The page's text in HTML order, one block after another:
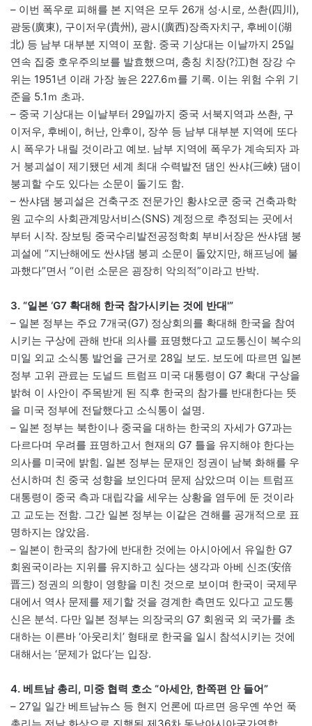
– 이번 폭우로 피해를 본 지역은 모두 26개 성·시로, 쓰촨(四川),
광둥(廣東), 구이저우(貴州), 광시(廣西)장족자치구, 후베이(湖
北) 등 남부 대부분 지역이 포함. 중국 기상대는 이날까지 25일
연속 집중 호우주의보를 발효했으며, 충칭 치장(?江)현 장강 수
위는 1951년 이래 가장 높은 227.6ｍ를 기록. 이는 위험 수위 기
준을 5.1ｍ 초과.
– 중국 기상대는 이날부터 29일까지 중국 서북지역과 쓰촨, 구
이저우, 후베이, 허난, 안후이, 장쑤 등 남부 대부분 지역에 또다
시 폭우가 내릴 것이라고 예보. 남부 지역에 폭우가 계속되자 과
거 붕괴설이 제기됐던 세계 최대 수력발전 댐인 싼샤(三峽) 댐이
붕괴할 수도 있다는 소문이 돌기도 함.
– 싼샤댐 붕괴설은 건축구조 전문가인 황샤오쿤 중국 건축과학
원 교수의 사회관계망서비스(SNS) 계정으로 추정되는 곳에서
부터 시작. 장보팅 중국수리발전공정학회 부비서장은 싼샤댐 붕
괴설에 “지난해에도 싼샤댐 붕괴 소문이 돌았지만, 해프닝에 불
과했다”면서 “이런 소문은 굉장히 악의적”이라고 반박.
3. “일본 ‘G7 확대해 한국 참가시키는 것에 반대'”
– 일본 정부는 주요 7개국(G7) 정상회의를 확대해 한국을 참여
시키는 구상에 관해 반대 의사를 표명했다고 교도통신이 복수의
미일 외교 소식통 발언을 근거로 28일 보도. 보도에 따르면 일본
정부 고위 관료는 도널드 트럼프 미국 대통령이 G7 확대 구상을
밝혀 이 사안이 주목받게 된 직후 한국의 참가를 반대한다는 뜻
을 미국 정부에 전달했다고 소식통이 설명.
– 일본 정부는 북한이나 중국을 대하는 한국의 자세가 G7과는
다르다며 우려를 표명하고서 현재의 G7 틀을 유지해야 한다는
의사를 미국에 밝힘. 일본 정부는 문재인 정권이 남북 화해를 우
선시하며 친 중국 성향을 보인다며 문제 삼았으며 이는 트럼프
대통령이 중국 측과 대립각을 세우는 상황을 염두에 둔 것이라
고 교도는 전함. 그간 일본 정부는 이같은 견해를 공개적으로 표
명하지는 않았음.
– 일본이 한국의 참가에 반대한 것에는 아시아에서 유일한 G7
회원국이라는 지위를 유지하고 싶다는 생각과 아베 신조(安倍
晋三) 정권의 의향이 영향을 미친 것으로 보이며 한국이 국제무
대에서 역사 문제를 제기할 것을 경계한 측면도 있다고 교도통
신은 분석. 다만 일본 정부는 의장국의 G7 회원국 외 국가를 초
대하는 이른바 ‘아웃리치’ 형태로 한국을 일시 참석시키는 것에
대해서는 ‘문제가 없다’는 입장.
4. 베트남 총리, 미중 협력 호소 “아세안, 한쪽편 안 들어”
– 27일 일간 베트남뉴스 등 현지 언론에 따르면 응우옌 쑤언 푹